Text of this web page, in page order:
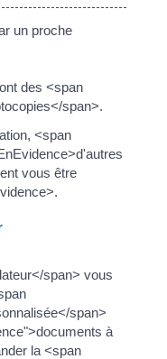
un proche
des <span
span>.
<span
vous être
span> vous
span>
à
la <span